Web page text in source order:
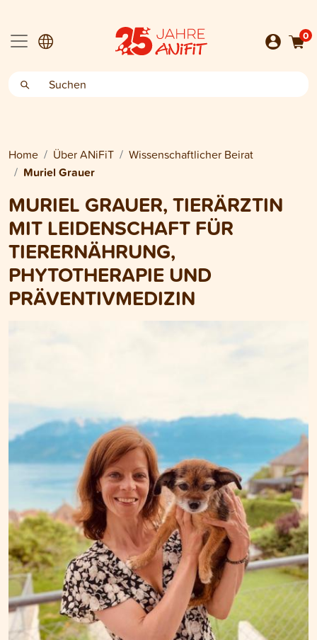
0
Home Über ANiFiT Wissenschaftlicher Beirat
Muriel Grauer
MURIEL GRAUER, TIERÄRZTIN
MIT LEIDENSCHAFT FÜR
TIERERNÄHRUNG,
PHYTOTHERAPIE UND
PRÄVENTIVMEDIZIN